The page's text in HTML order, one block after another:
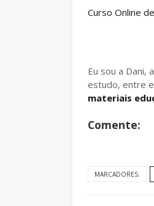
Curso Online
Eu sou a Dani,
estudo, entre
materiais
Comente:
MARCADORES: